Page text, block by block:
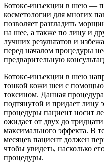
Ботокс-инъекции в шею —
косметологии для многих
позволяет разгладить
на шее, а также по лицу и
лучших результатов и
перед началом процедуры
предварительную
Ботокс-инъекции в шею
тонкой кожи шеи с помощью
токсином. Данная
подтянутой и придает лицу
процедуры пациент носит
ожидает от двух до
максимального эффекта. В
месяцев пациент должен
чтобы увидеть, насколько
процедуры.